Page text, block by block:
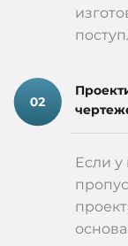
таблички в
условия для
Мы также
Если вам
улиц Кишинев
таблички для
ваш вкус, а
домов Кишинев
нужный адрес.
Если у